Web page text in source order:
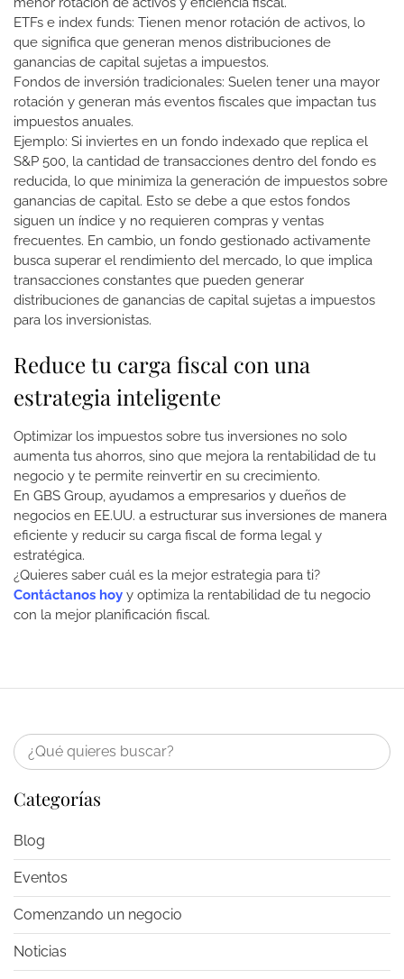
ETFs e index funds: Tienen menor rotación de activos, lo
que significa que generan menos distribuciones de
ganancias de capital sujetas a impuestos.
Fondos de inversión tradicionales: Suelen tener una mayor
rotación y generan más eventos fiscales que impactan tus
impuestos anuales.
Ejemplo: Si inviertes en un fondo indexado que replica el
S&P 500, la cantidad de transacciones dentro del fondo es
reducida, lo que minimiza la generación de impuestos sobre
ganancias de capital. Esto se debe a que estos fondos
siguen un índice y no requieren compras y ventas
frecuentes. En cambio, un fondo gestionado activamente
busca superar el rendimiento del mercado, lo que implica
transacciones constantes que pueden generar
distribuciones de ganancias de capital sujetas a impuestos
para los inversionistas.
Reduce tu carga fiscal con una
estrategia inteligente
Optimizar los impuestos sobre tus inversiones no solo
aumenta tus ahorros, sino que mejora la rentabilidad de tu
negocio y te permite reinvertir en su crecimiento.
En GBS Group, ayudamos a empresarios y dueños de
negocios en EE.UU. a estructurar sus inversiones de manera
eficiente y reducir su carga fiscal de forma legal y
estratégica.
¿Quieres saber cuál es la mejor estrategia para ti?
Contáctanos hoy y optimiza la rentabilidad de tu negocio
con la mejor planificación fiscal.
Categorías
Blog
Eventos
Comenzando un negocio
Noticias